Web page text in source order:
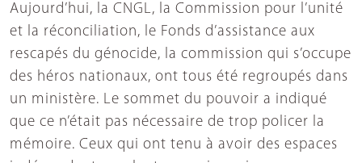
Aujourd’hui, la CNGL, la Commission pour l’unité
et la réconciliation, le Fonds d’assistance aux
rescapés du génocide, la commission qui s’occupe
des héros nationaux, ont tous été regroupés dans
un ministère. Le sommet du pouvoir a indiqué
que ce n’était pas nécessaire de trop policer la
mémoire. Ceux qui ont tenu à avoir des espaces